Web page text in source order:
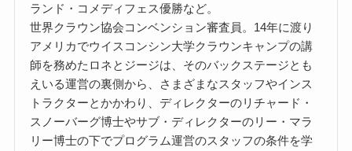
ランド・コメディフェス優勝など。
世界クラウン協会コンベンション審査員。14年に渡り
アメリカでウイスコンシン大学クラウンキャンプの講
師を務めたロネとジージは、そのバックステージとも
えいる運営の裏側から、さまざまなスタッフやインス
トラクターとかかわり、ディレクターのリチャード・
スノーバーグ博士やサブ・ディレクターのリー・マラ
リー博士の下でプログラム運営のスタッフの条件を学